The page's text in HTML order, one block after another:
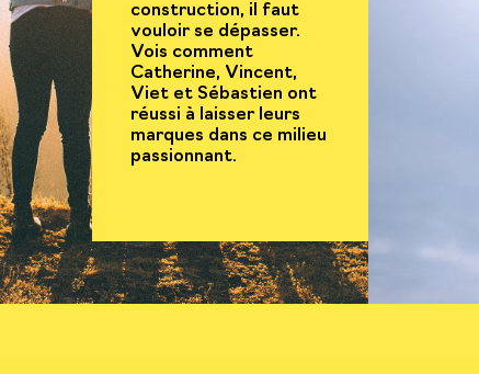
construction, il faut
vouloir se dépasser.
Vois comment
Catherine, Vincent,
Viet et Sébastien ont
réussi à laisser leurs
marques dans ce milieu
passionnant.